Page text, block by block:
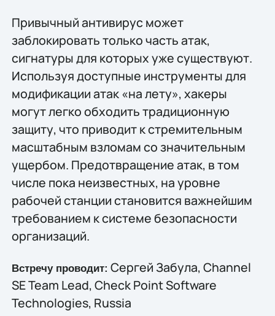
Привычный антивирус может
заблокировать только часть атак,
сигнатуры для которых уже существуют.
Используя доступные инструменты для
модификации атак «на лету», хакеры
могут легко обходить традиционную
защиту, что приводит к стремительным
масштабным взломам со значительным
ущербом. Предотвращение атак, в том
числе пока неизвестных, на уровне
рабочей станции становится важнейшим
требованием к системе безопасности
организаций.
Встречу проводит: Сергей Забула, Channel
SE Team Lead, Check Point Software
Technologies, Russia